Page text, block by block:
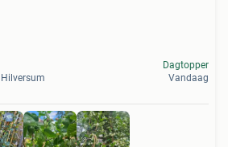
Hilversum
Dagtopper
Vandaag